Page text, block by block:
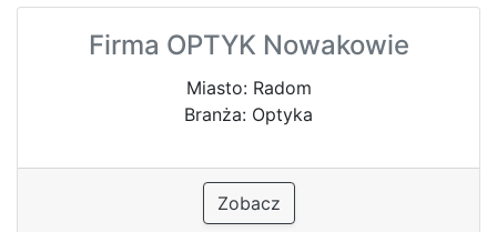
Firma OPTYK Nowakowie
Miasto: Radom
Branża: Optyka
Zobacz